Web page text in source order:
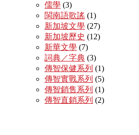
儒學 (3)
閩南語歌謠 (1)
新加坡文學 (27)
新加坡歷史 (12)
新華文學 (7)
詞典／字典 (3)
傳智保健系列 (1)
傳智實戰系列 (5)
傳智銷售系列 (1)
傳智直銷系列 (2)